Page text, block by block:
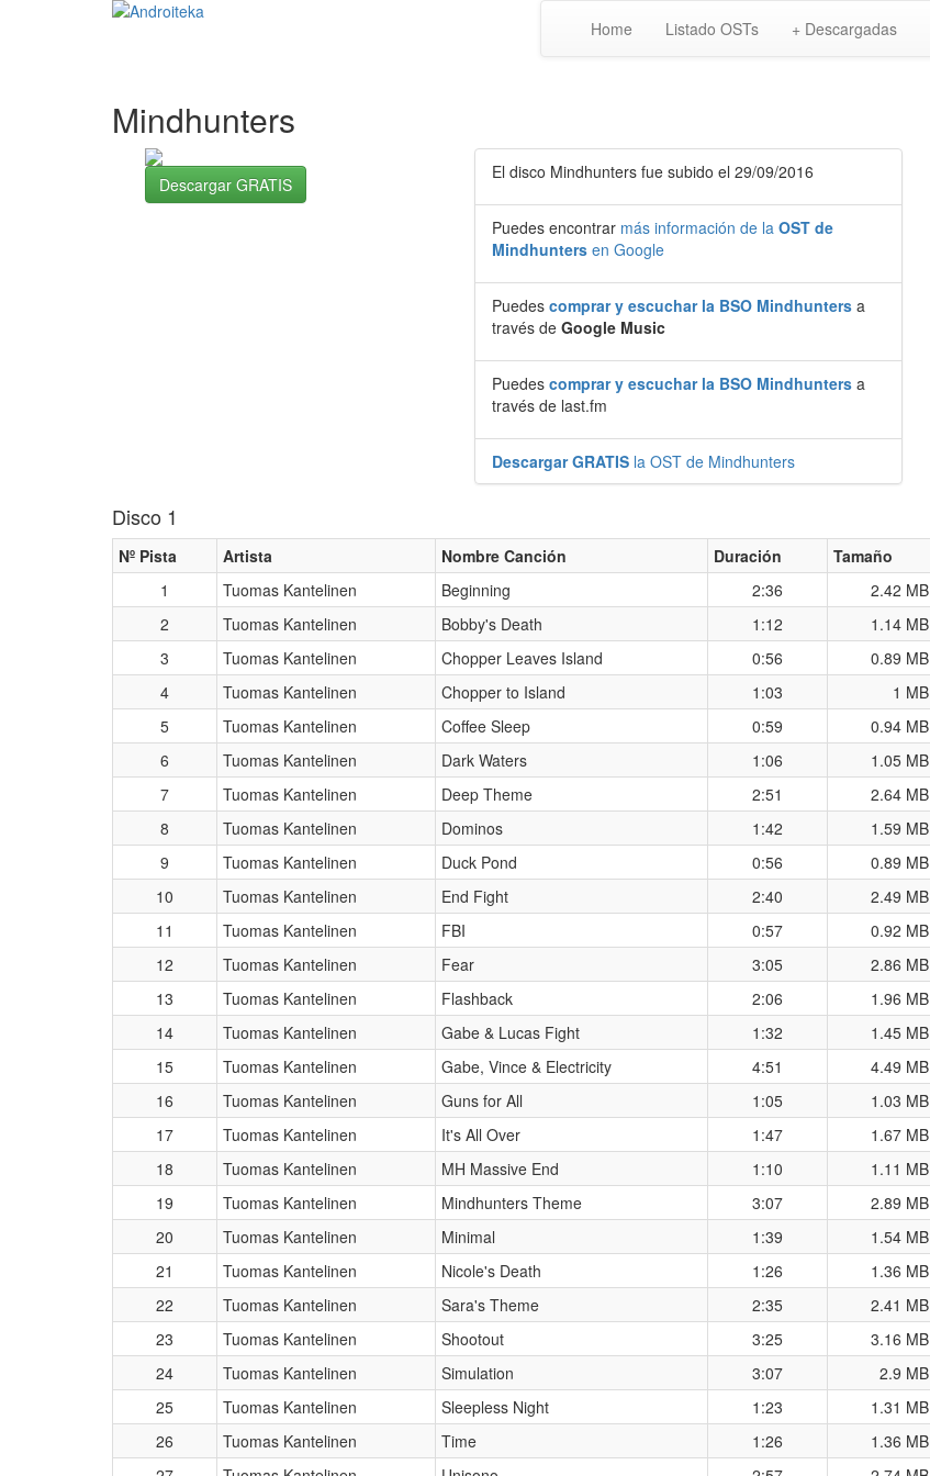
Home Listado OSTs + Descargadas
Mindhunters
Descargar GRATIS
El disco Mindhunters fue subido el 29/09/2016
Puedes encontrar más información de la OST de
Mindhunters en Google
Puedes comprar y escuchar la BSO Mindhunters a
través de Google Music
Puedes comprar y escuchar la BSO Mindhunters a
través de last.fm
Descargar GRATIS la OST de Mindhunters
Disco 1
Nº Pista Artista Nombre Canción Duración
Tamaño
1
Tuomas Kantelinen Beginning 2:36
2.42 MB
2
Tuomas Kantelinen Bobby's Death 1:12
1.14 MB
3
Tuomas Kantelinen Chopper Leaves Island 0:56
0.89 MB
4
Tuomas Kantelinen Chopper to Island 1:03
1 MB
5
Tuomas Kantelinen Coffee Sleep 0:59
0.94 MB
6
Tuomas Kantelinen Dark Waters 1:06
1.05 MB
7
Tuomas Kantelinen Deep Theme 2:51
2.64 MB
8
Tuomas Kantelinen Dominos 1:42
1.59 MB
9
Tuomas Kantelinen Duck Pond 0:56
0.89 MB
10
Tuomas Kantelinen End Fight 2:40
2.49 MB
11
Tuomas Kantelinen FBI 0:57
0.92 MB
12
Tuomas Kantelinen Fear 3:05
2.86 MB
13
Tuomas Kantelinen Flashback 2:06
1.96 MB
14
Tuomas Kantelinen Gabe & Lucas Fight 1:32
1.45 MB
15
Tuomas Kantelinen Gabe, Vince & Electricity 4:51
4.49 MB
16
Tuomas Kantelinen Guns for All 1:05
1.03 MB
17
Tuomas Kantelinen It's All Over 1:47
1.67 MB
18
Tuomas Kantelinen MH Massive End 1:10
1.11 MB
19
Tuomas Kantelinen Mindhunters Theme 3:07
2.89 MB
20
Tuomas Kantelinen Minimal 1:39
1.54 MB
21
Tuomas Kantelinen Nicole's Death 1:26
1.36 MB
22
Tuomas Kantelinen Sara's Theme 2:35
2.41 MB
23
Tuomas Kantelinen Shootout 3:25
3.16 MB
24
Tuomas Kantelinen Simulation 3:07
2.9 MB
25
Tuomas Kantelinen Sleepless Night 1:23
1.31 MB
26
Tuomas Kantelinen Time 1:26
1.36 MB